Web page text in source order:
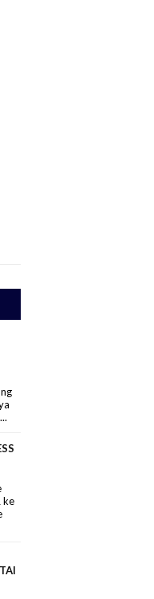
ke